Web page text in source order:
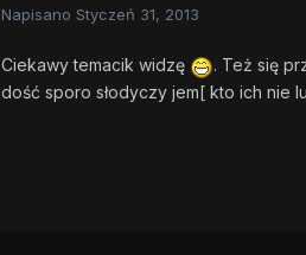
Napisano Styczeń 31, 2013
Ciekawy temacik widzę . Też się
dość sporo słodyczy jem[ kto ich nie